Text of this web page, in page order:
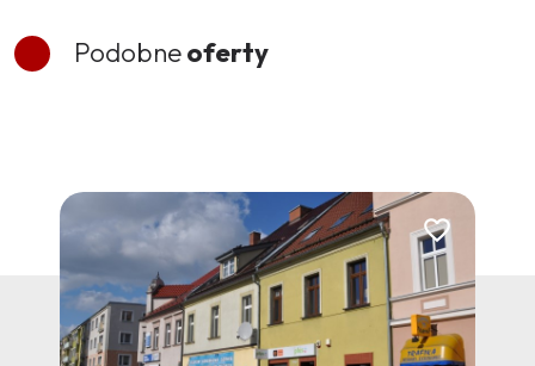
Podobneoferty
Dodaj do ulubionych Dodaj do